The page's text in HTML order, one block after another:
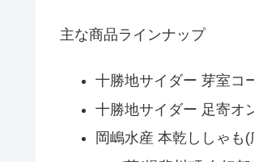
主な商品ラインナップ
十勝地サイダー 芽室コ
十勝地サイダー 足寄オ
岡嶋水産 本乾ししゃも